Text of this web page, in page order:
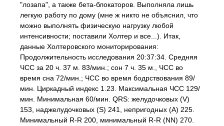
"лозапа", а также бета-блокаторов. Выполняла лишь
легкую работу по дому (мне ж никто не объяснил, что
можно выполнять физическую нагрузку любой
интенсивности; поставили Холтер и все...). Итак,
данные Холтеровского мониторирования:
Продолжительность исследования 20:37:34. Средняя
ЧСС за 20 ч. 37 м. 83/мин.; сон 7 ч. 35 м., ЧСС во
время сна 72/мин.; ЧСС во время бодрствования 89/
мин. Циркадный индекс 1.23. Максимальная ЧСС 129/
мин. Минимальная 60/мин. QRS: желудочковых (V)
153, наджелудочковых (S) 241, непригодных (А) 225.
Минимальный R-R 200, минимальный R-R (NN) 270.